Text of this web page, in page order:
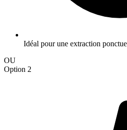
Idéal pour une extraction
OU
Option 2